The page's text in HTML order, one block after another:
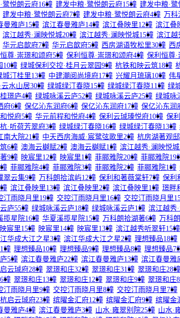
鹭悦朗云府16幢 建发中粮·鹭悦朗云府15幢 建发中粮·
建发中粮·鹭悦朗云府7幢 建发中粮·鹭悦朗云府4幢 万科
曼雅庐15幢 滨江春曼雅庐14幢 滨江叠映里12幢 滨江叠
滨江越秀·澜映悦城20幢 滨江越秀·澜映悦城15幢 滨江越
华元启歆府7幢 华元启歆府5幢 西房湖语牧松里30幢 西
尊·崇璟和颂府5幢 保利恒尊·崇璟和颂府4幢 保利恒尊
10幢 绿城保利交控·桂月云翠园9幢 杭铁和映云筑18幢
城汀桂里13幢 中建潮阅尚境府17幢 兴耀月琉璃10幢 伟
云水山居30幢 绿城绿汀春晓15幢 绿城绿汀春晓11幢 绿
璟庐4幢 绿城咏溪云庐52幢 绿城咏溪云庐25幢 绿城咏
府6幢 保亿沁东润府6幢 保亿沁东润府17幢 保亿沁东润
悦府5幢 华元前程和悦府4幢 保利云珹瑧悦府10幢 保
·听荷芳翠府3幢 绿城绿汀春晓16幢 绿城绿汀春晓13幢
南大院21幢 中天西房海威·宸鹭弦歌里2幢 杭房湖著观
6幢 澳海云樾赋2幢 澳海云樾赋1幢 滨江越秀·澜映悦
9幢 映宸里12幢 映宸里1幢 菲郦雅院20幢 菲郦雅院19
菲郦雅院4幢 菲郦雅院3幢 菲郦雅院2幢 菲郦雅院1幢
翠云集9幢 万科朗拾滨屿12幢 保利和著薇棠轩7幢 保利
滨江叠映里13幢 滨江叠映里2幢 滨江叠映里1幢 璟畔
汀雨晓月里19幢 交控汀雨晓月里16幢 交控汀雨晓月里
庐55幢 绿城咏溪云庐18幢 绿城咏溪云庐1幢 滨江越秀
揽星院16幢 华夏溪揽星院15幢 万科朗拾湖著6幢 万科
映宸里15幢 映宸里14幢 映宸里13幢 滨江越秀听翠轩15幢
华成大江之星3幢 滨江华成大江之星2幢 理想臻品18幢
幢 理想臻品10幢 理想臻品9幢 理想臻品8幢 理想臻品7
5幢 滨江春曼雅庐22幢 滨江春曼雅庐13幢 滨江春曼雅
云珹府28幢 翠璟和庄32幢 翠璟和庄31幢 翠璟和庄28幢
幢 翠璟和庄13幢 翠璟和庄12幢 翠璟和庄9幢 翠璟和庄
汀雨晓月里9幢 交控汀雨晓月里8幢 交控汀雨晓月里7幢
启云珹府23幢 缤曜金汇府12幢 缤曜金汇府9幢 缤曜金
曼雅庐4幢 滨江春曼雅庐3幢 山水·雍翠别院25幢 山水·